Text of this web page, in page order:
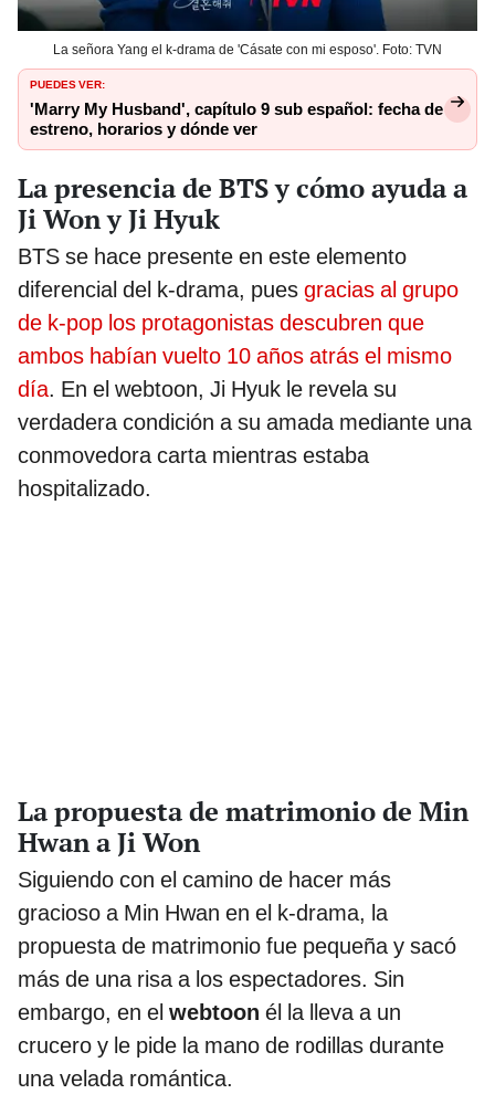
La señora Yang el k-drama de 'Cásate con mi esposo'. Foto: TVN
PUEDES VER:
'Marry My Husband', capítulo 9 sub español: fecha de
estreno, horarios y dónde ver
La presencia de BTS y cómo ayuda a
Ji Won y Ji Hyuk
BTS se hace presente en este elemento
diferencial del k-drama, pues gracias al grupo
de k-pop los protagonistas descubren que
ambos habían vuelto 10 años atrás el mismo
día. En el webtoon, Ji Hyuk le revela su
verdadera condición a su amada mediante una
conmovedora carta mientras estaba
hospitalizado.
La propuesta de matrimonio de Min
Hwan a Ji Won
Siguiendo con el camino de hacer más
gracioso a Min Hwan en el k-drama, la
propuesta de matrimonio fue pequeña y sacó
más de una risa a los espectadores. Sin
embargo, en el webtoon él la lleva a un
crucero y le pide la mano de rodillas durante
una velada romántica.